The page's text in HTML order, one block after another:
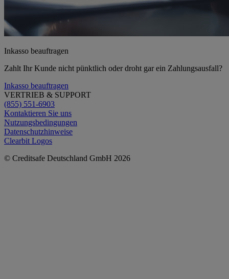
Inkasso beauftragen
Zahlt Ihr Kunde nicht pünktlich oder droht gar ein Zahlungsausfall?
Inkasso beauftragen
VERTRIEB & SUPPORT
(855) 551-6903
Kontaktieren Sie uns
Nutzungsbedingungen
Datenschutzhinweise
Clearbit Logos
© Creditsafe Deutschland GmbH 2026